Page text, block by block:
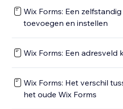
Wix Forms: Een
toevoegen en instellen
Wix Forms: Een adresveld
Wix Forms: Het verschil
het oude Wix Forms